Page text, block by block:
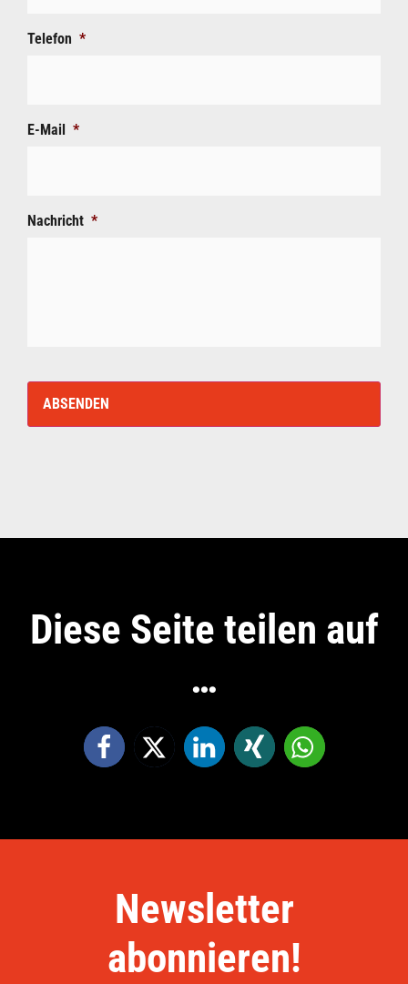
Telefon *
E-Mail *
Nachricht *
Diese Seite teilen auf
…
Newsletter
abonnieren!